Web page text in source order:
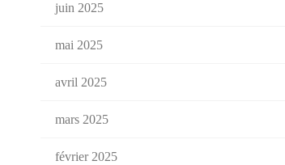
juin 2025
mai 2025
avril 2025
mars 2025
février 2025